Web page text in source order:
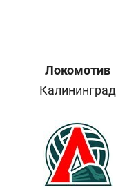
Локомотив
Калининград